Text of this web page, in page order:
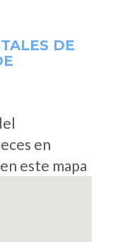
DE
en
este mapa